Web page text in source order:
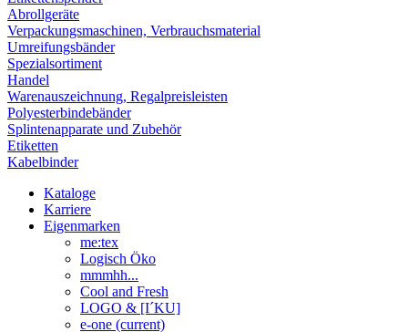
Abrollgeräte
Verpackungsmaschinen, Verbrauchsmaterial
Umreifungsbänder
Spezialsortiment
Handel
Warenauszeichnung, Regalpreisleisten
Polyesterbindebänder
Splintenapparate und Zubehör
Etiketten
Kabelbinder
Kataloge
Karriere
Eigenmarken
me:tex
Logisch Öko
mmmhh...
Cool and Fresh
LOGO & [I´KU]
e-one (current)